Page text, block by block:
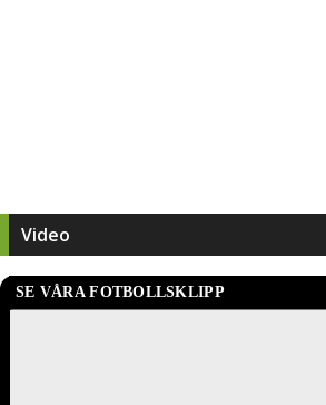
Video
SE VÅRA FOTBOLLSKLIPP